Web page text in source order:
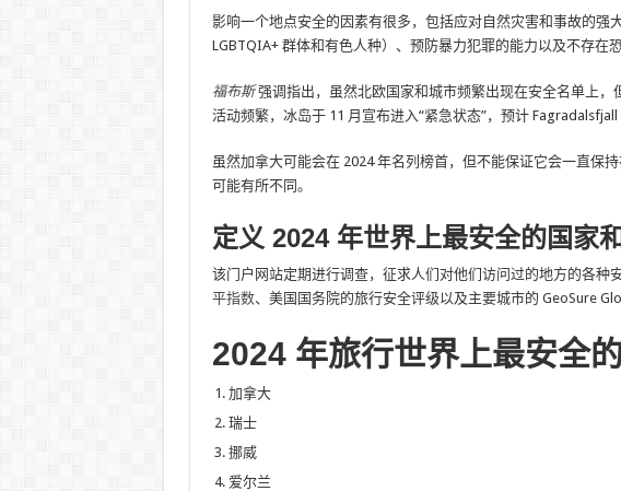
影响一个地点安全的因素有很多，包括应对自然灾害和事故的强
LGBTQIA+ 群体和有色人种）、预防暴力犯罪的能力以及不存在恐
福布斯强调指出，虽然北欧国家和城市频繁出现在安全名单上，
活动频繁，冰岛于 11 月宣布进入“紧急状态”，预计
虽然加拿大可能会在 2024 年名列榜首，但不能保证它会一直保
可能有所不同。
定义 2024 年世界上最安全的国家
该门户网站定期进行调查，征求人们对他们访问过的地方的各种
平指数、美国国务院的旅行安全评级以及主要城市的 GeoSure
2024 年旅行世界上最安全
加拿大
瑞士
挪威
爱尔兰